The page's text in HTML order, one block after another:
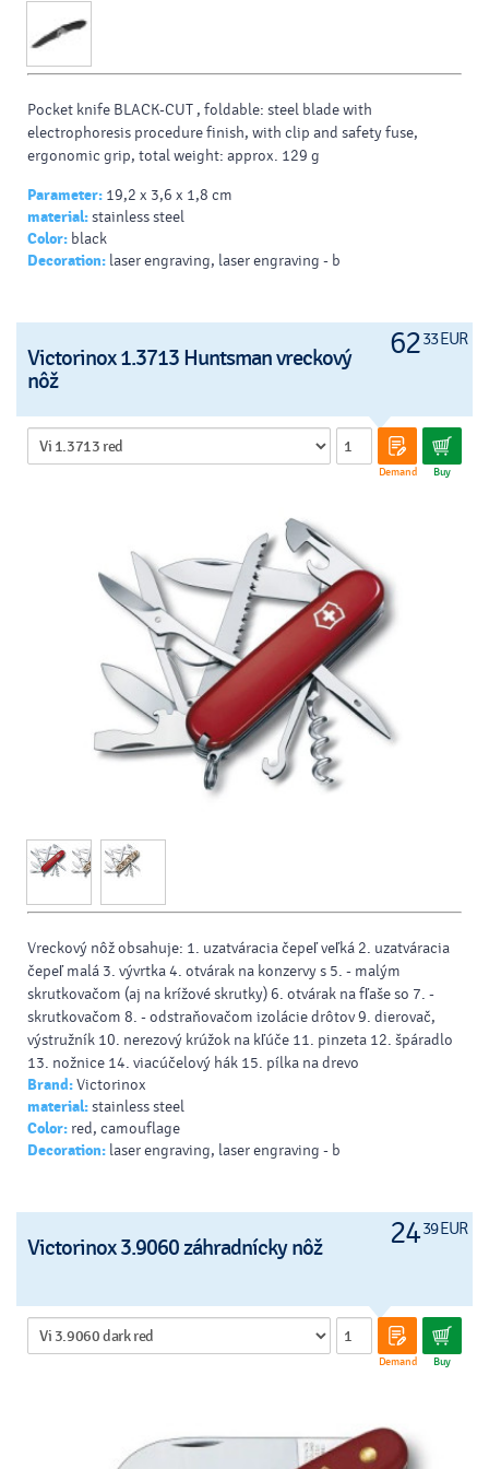
Pocket knife BLACK-CUT , foldable: steel blade with
electrophoresis procedure finish, with clip and safety fuse,
ergonomic grip, total weight: approx. 129 g
Parameter: 19,2 x 3,6 x 1,8 cm
material:stainless steel
Color: black
Decoration: laser engraving, laser engraving - b
6233 EUR
Victorinox 1.3713 Huntsman vreckový
nôž
Demand Buy
Vreckový nôž obsahuje: 1. uzatváracia čepeľ veľká 2. uzatváracia
čepeľ malá 3. vývrtka 4. otvárak na konzervy s 5. - malým
skrutkovačom (aj na krížové skrutky) 6. otvárak na fľaše so 7. -
skrutkovačom 8. - odstraňovačom izolácie drôtov 9. dierovač,
výstružník 10. nerezový krúžok na kľúče 11. pinzeta 12. špáradlo
13. nožnice 14. viacúčelový hák 15. pílka na drevo
Brand:Victorinox
material:stainless steel
Color: red, camouflage
Decoration: laser engraving, laser engraving - b
2439 EUR
Victorinox 3.9060 záhradnícky nôž
Demand Buy